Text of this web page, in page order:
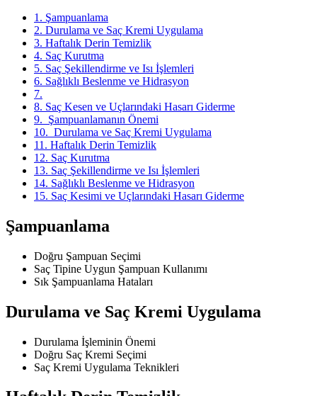
1. Şampuanlama
2. Durulama ve Saç Kremi Uygulama
3. Haftalık Derin Temizlik
4. Saç Kurutma
5. Saç Şekillendirme ve Isı İşlemleri
6. Sağlıklı Beslenme ve Hidrasyon
7.
8. Saç Kesen ve Uçlarındaki Hasarı Giderme
9. Şampuanlamanın Önemi
10. Durulama ve Saç Kremi Uygulama
11. Haftalık Derin Temizlik
12. Saç Kurutma
13. Saç Şekillendirme ve Isı İşlemleri
14. Sağlıklı Beslenme ve Hidrasyon
15. Saç Kesimi ve Uçlarındaki Hasarı Giderme
Şampuanlama
Doğru Şampuan Seçimi
Saç Tipine Uygun Şampuan Kullanımı
Sık Şampuanlama Hataları
Durulama ve Saç Kremi Uygulama
Durulama İşleminin Önemi
Doğru Saç Kremi Seçimi
Saç Kremi Uygulama Teknikleri